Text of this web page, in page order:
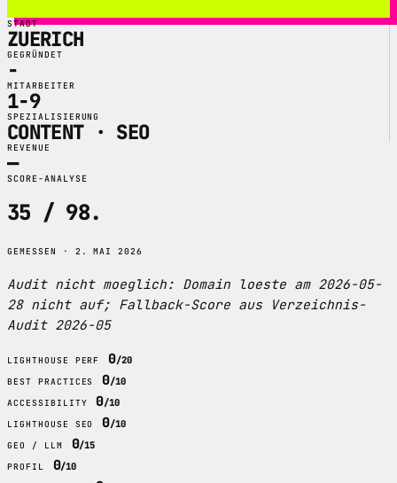
STADT
ZUERICH
GEGRÜNDET
-
MITARBEITER
1-9
SPEZIALISIERUNG
CONTENT · SEO
REVENUE
—
SCORE-ANALYSE
35 / 98.
GEMESSEN · 2. MAI 2026
Audit nicht moeglich: Domain loeste am 2026-05-
28 nicht auf; Fallback-Score aus Verzeichnis-
Audit 2026-05
LIGHTHOUSE PERF 0/20
BEST PRACTICES 0/10
ACCESSIBILITY 0/10
LIGHTHOUSE SEO 0/10
GEO / LLM 0/15
PROFIL 0/10